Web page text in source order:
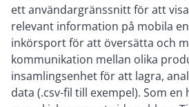
ett användargränssnitt för att
relevant information på mobila
inkörsport för att översätta och
kommunikation mellan olika
insamlingsenhet för att lagra,
data (.csv-fil till exempel). Som